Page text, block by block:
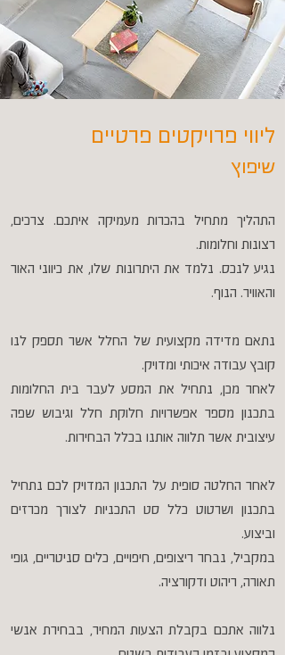
ליווי פרויקטים פרטיים
שיפוץ
התהליך מתחיל בהכרות מעמיקה איתכם. צרכים,
רצונות וחלומות.
נגיע לנכס. נלמד את היתרונות שלו, את כיווני האור
והאוויר. הנוף.
נתאם מדידה מקצועית של החלל אשר תספק לנו
קובץ עבודה איכותי ומדויק.
לאחר מכן, נתחיל את המסע לעבר בית החלומות
בתכנון מספר אפשרויות חלוקת חלל וגיבוש שפה
עיצובית אשר תלווה אותנו בכלל הבחירות.
לאחר החלטה סופית על התכנון המדויק לכם נתחיל
בתכנון ושרטוט כלל סט התכניות לצורך מכרזים
וביצוע.
במקביל, נבחר ריצופים, חיפויים, כלים סניטריים, גופי
תאורה, ריהוט ודקורציה.
נלווה אתכם בקבלת הצעות המחיר, בבחירת אנשי